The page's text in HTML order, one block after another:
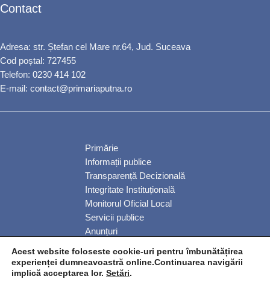
Contact
Adresa: str. Ștefan cel Mare nr.64, Jud. Suceava
Cod poștal: 727455
Telefon: 0230 414 102
E-mail: contact@primariaputna.ro
Primărie
Informații publice
Transparență Decizională
Integritate Instituțională
Monitorul Oficial Local
Servicii publice
Anunțuri
Acest website foloseste cookie-uri pentru îmbunătățirea
experienței dumneavoastră online.Continuarea navigării
implică acceptarea lor. Setări.